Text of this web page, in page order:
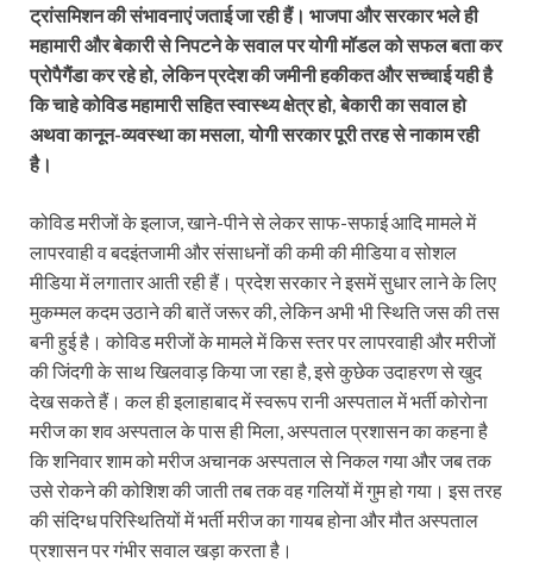
ट्रांसमिशन की संभावनाएं जताई जा रही हैं। भाजपा और सरकार भले ही
महामारी और बेकारी से निपटने के सवाल पर योगी मॉडल को सफल बता कर
प्रोपैगैंडा कर रहे हो, लेकिन प्रदेश की जमीनी हकीकत और सच्चाई यही है
कि चाहे कोविड महामारी सहित स्वास्थ्य क्षेत्र हो, बेकारी का सवाल हो
अथवा कानून-व्यवस्था का मसला, योगी सरकार पूरी तरह से नाकाम रही
है।
कोविड मरीजों के इलाज, खाने-पीने से लेकर साफ-सफाई आदि मामले में
लापरवाही व बदइंतजामी और संसाधनों की कमी की मीडिया व सोशल
मीडिया में लगातार आती रही हैं। प्रदेश सरकार ने इसमें सुधार लाने के लिए
मुकम्मल कदम उठाने की बातें जरूर की, लेकिन अभी भी स्थिति जस की तस
बनी हुई है। कोविड मरीजों के मामले में किस स्तर पर लापरवाही और मरीजों
की जिंदगी के साथ खिलवाड़ किया जा रहा है, इसे कुछेक उदाहरण से खुद
देख सकते हैं। कल ही इलाहाबाद में स्वरूप रानी अस्पताल में भर्ती कोरोना
मरीज का शव अस्पताल के पास ही मिला, अस्पताल प्रशासन का कहना है
कि शनिवार शाम को मरीज अचानक अस्पताल से निकल गया और जब तक
उसे रोकने की कोशिश की जाती तब तक वह गलियों में गुम हो गया। इस तरह
की संदिग्ध परिस्थितियों में भर्ती मरीज का गायब होना और मौत अस्पताल
प्रशासन पर गंभीर सवाल खड़ा करता है।